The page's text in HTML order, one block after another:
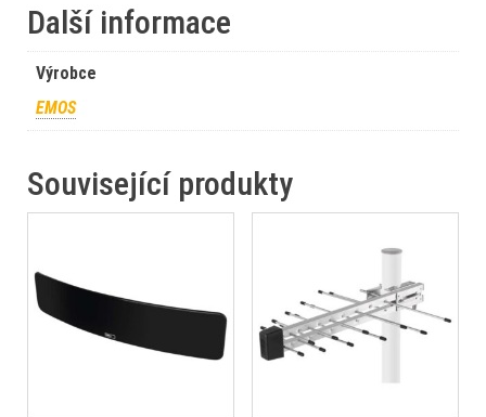
Další informace
Výrobce
EMOS
Související produkty